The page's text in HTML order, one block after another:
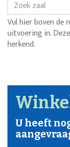
Vul hier boven de
uitvoering in.
herkend.
U heeft